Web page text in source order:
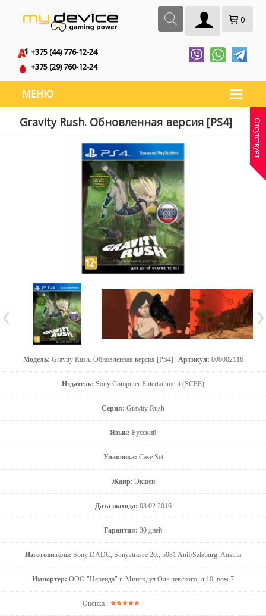
0
+375 (44) 776-12-24
+375 (29) 760-12-24
МЕНЮ
Gravity Rush. Обновленная версия [PS4]
Модель: Gravity Rush. Обновленная версия [PS4] | Артикул: 000002116
Издатель: Sony Computer Entertainment (SCEE)
Серия: Gravity Rush
Язык: Русский
Упаковка: Case Set
Жанр: Экшен
Дата выхода: 03.02.2016
Гарантия: 30 дней
Изготовитель: Sony DADC, Sonystrasse 20., 5081 Anif/Salzburg, Austria
Импортер: ООО "Нереида" г. Минск, ул.Ольшевского, д.10, пом.7
Оценка :
Отсутствует